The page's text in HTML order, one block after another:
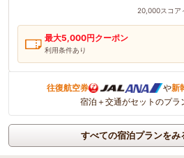
20,000スコア
最大5,000円クーポン
利用条件あり
往復航空券 や新
宿泊＋交通がセットのプラ
すべての宿泊プランをみ